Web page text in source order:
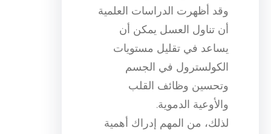
وقد أظهرت الدراسات العلمية
أن تناول العسل يمكن أن
يساعد في تقليل مستويات
الكولسترول في الجسم
وتحسين وظائف القلب
والأوعية الدموية.
لذلك، من المهم إدراك أهمية